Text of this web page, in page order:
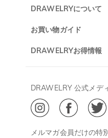
DRAWELRYについて
DRAWELRYについて
ご利用規約
ご特定商取引法に基
お買い物ガイド
発送について
ジュエリーお手入れ
Drawelry Blog
DRAWELRYお得情報
会員・ポイントにつ
メルマガ会員だけの特
DRAWELRY 公式メデ